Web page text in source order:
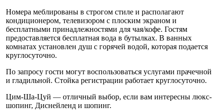
Номера меблированы в строгом стиле и располагают
кондиционером, телевизором с плоским экраном и
бесплатными принадлежностями для чая/кофе. Гостям
предоставляется бесплатная вода в бутылках. В ванных
комнатах установлен душ с горячей водой, которая подается
круглосуточно.
По запросу гости могут воспользоваться услугами прачечной
и гладильной. Стойка регистрации работает круглосуточно.
Цим-Ша-Цуй — отличный выбор, если вам интересны люкс-
шопинг, Диснейленд и шопинг.